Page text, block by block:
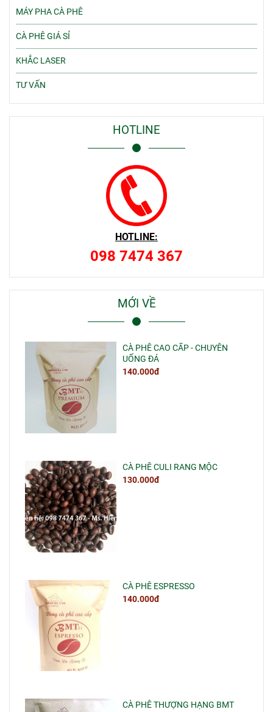
MÁY PHA CÀ PHÊ
CÀ PHÊ GIÁ SỈ
KHẮC LASER
TƯ VẤN
HOTLINE
HOTLINE:
098 7474 367
MỚI VỀ
CÀ PHÊ CAO CẤP - CHUYÊN
UỐNG ĐÁ
140.000đ
CÀ PHÊ CULI RANG MỘC
130.000đ
CÀ PHÊ ESPRESSO
140.000đ
CÀ PHÊ THƯỢNG HẠNG BMT